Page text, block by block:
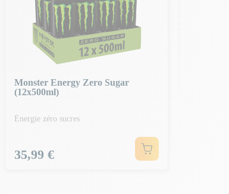
Monster Energy Zero Sugar
(12x500ml)
Énergie zéro sucres
Prix
35,99 €